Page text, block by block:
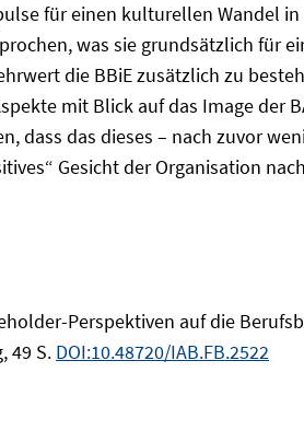
für einen kulturellen Wandel
was sie grundsätzlich für
die BBiE zusätzlich zu
mit Blick auf das Image der
dass das dieses – nach zuvor
Gesicht der Organisation
Perspektiven auf die
49 S. DOI:10.48720/IAB.FB.2522